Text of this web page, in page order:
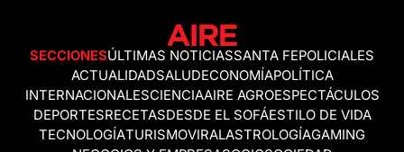
SECCIONESÚLTIMAS NOTICIASSANTA FEPOLICIALES
ACTUALIDADSALUDECONOMÍAPOLÍTICA
INTERNACIONALESCIENCIAAIRE AGROESPECTÁCULOS
DEPORTESRECETASDESDE EL SOFÁESTILO DE VIDA
TECNOLOGÍATURISMOVIRALASTROLOGÍAGAMING